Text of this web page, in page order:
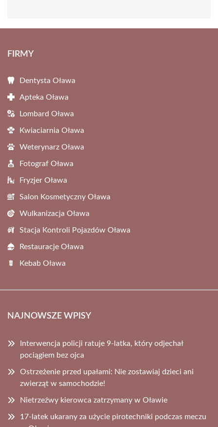
FIRMY
Dentysta Oława
Apteka Oława
Lombard Oława
Kwiaciarnia Oława
Weterynarz Oława
Fotograf Oława
Fryzjer Oława
Salon Kosmetyczny Oława
Wulkanizacja Oława
Stacja Kontroli Pojazdów Oława
Restauracje Oława
Kebab Oława
NAJNOWSZE WPISY
Interwencja policji ratuje 9-latka, który odjechał
pociągiem bez ojca
Ostrzeżenie przed upałami: Nie zostawiaj dzieci ani
zwierząt w samochodzie!
Nietrzeźwy kierowca zatrzymany w Oławie
17-latek ukarany za użycie pirotechniki podczas meczu